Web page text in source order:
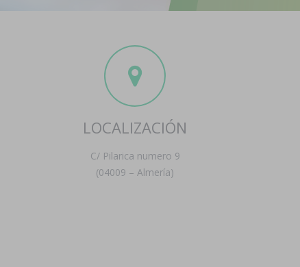
LOCALIZACIÓN
C/ Pilarica numero 9
(04009 – Almería)